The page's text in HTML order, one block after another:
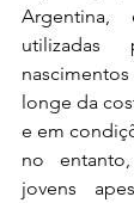
Argentina,
utilizadas
longe da
e em
no
jovens